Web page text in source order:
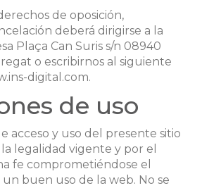
de oposición,
deberá dirigirse a la
Plaça Can Suris s/n 08940
o escribirnos al siguiente
digital.com.
de uso
acceso y uso del presente sitio
legalidad vigente y por el
fe comprometiéndose el
buen uso de la web. No se